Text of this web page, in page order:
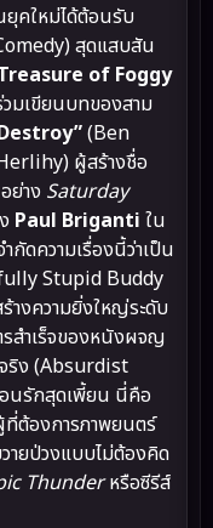
คใหม่ได้ต้อนรับ
สุดแสบสัน
of Foggy
มเขียนบทของสาม
(Ben
ผู้สร้างชื่อ
ย่าง Saturday
Paul Briganti ใน
กัดความเรื่องนี้ว่าเป็น
Stupid Buddy
างความยิ่งใหญ่ระดับ
สำเร็จของหนังผจญ
ริง (Absurdist
นรักสุดเพี้ยน นี่คือ
ต้องการภาพยนตร์
ายป่วงแบบไม่ต้องคิด
Thunderหรือซีรีส์